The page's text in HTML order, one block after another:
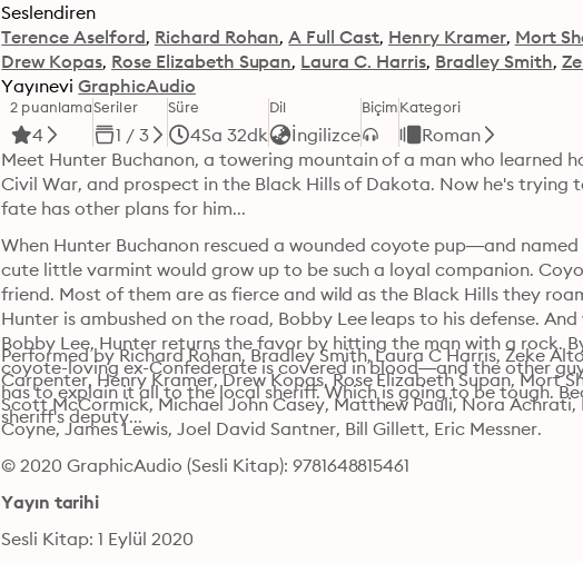
Seslendiren
Terence Aselford Richard Rohan A Full Cast Henry Kramer Mort
Drew Kopas Rose Elizabeth Supan Laura C. Harris Bradley Smith
Yayınevi GraphicAudio
2 puanlama
4
Seriler
1 / 3
Süre
4Sa 32dk
Dil
İngilizce
BiçimKategori
Roman
Meet Hunter Buchanon, a towering mountain of a man who learned
Civil War, and prospect in the Black Hills of Dakota. Now he's
fate has other plans for him...
When Hunter Buchanon rescued a wounded coyote pup—and
cute little varmint would grow up to be such a loyal companion.
friend. Most of them are as fierce and wild as the Black Hills they
Hunter is ambushed on the road, Bobby Lee leaps to his defense.
Bobby Lee, Hunter returns the favor by hitting the man with a rock.
coyote-loving ex-Confederate is covered in blood—and the other
has to explain it all to the local sheriff. Which is going to be tough.
sheriff's deputy...
Performed by Richard Rohan, Bradley Smith, Laura C Harris, Zeke
Carpenter, Henry Kramer, Drew Kopas, Rose Elizabeth Supan, Mort
Scott McCormick, Michael John Casey, Matthew Pauli, Nora Achrati,
Coyne, James Lewis, Joel David Santner, Bill Gillett, Eric Messner.
© 2020 GraphicAudio (Sesli Kitap): 9781648815461
Yayın tarihi
Sesli Kitap: 1 Eylül 2020